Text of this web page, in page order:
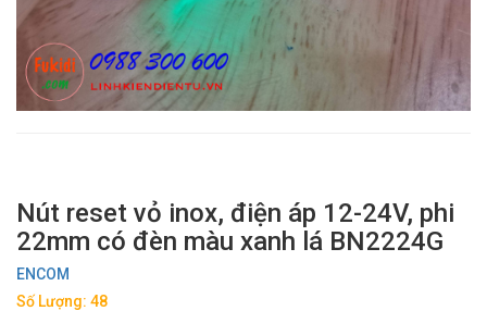
Nút reset vỏ inox, điện áp 12-24V, phi
22mm có đèn màu xanh lá BN2224G
ENCOM
Số Lượng: 48